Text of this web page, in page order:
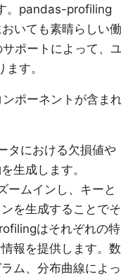
。pandas-profiling
いても素晴らしい働
ポートによって、
す。
ポーネントが含ま
タにおける欠損値や
生成します。
ームインし、キーと
を生成することでそ
はそれぞれの特
報を提供します。数
ム、分布曲線によっ